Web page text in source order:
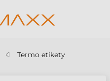
Termo etikety